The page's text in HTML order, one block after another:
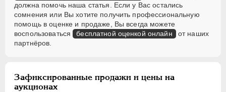
должна помочь наша статья. Если у Вас остались
сомнения или Вы хотите получить профессиональную
помощь в оценке и продаже, Вы всегда можете
воспользоваться бесплатной оценкой онлайн от наших
партнёров.
Зафиксированные продажи и цены на
аукционах